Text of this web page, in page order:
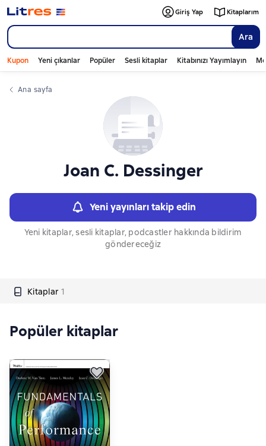
Ara
Giriş Yap Kitaplarım
Kupon Yeni çıkanlar Popüler Sesli kitaplar Kitabınızı Yayımlayın
Ana sayfa
Joan C. Dessinger
Yeni yayınları takip edin
Yeni kitaplar, sesli kitaplar, podcastler hakkında bildirim
göndereceğiz
Kitaplar 1
Слайдер с книгами
Popüler kitaplar